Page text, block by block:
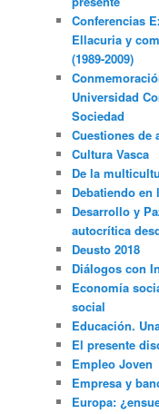
Conferencias
Ellacuria y
(1989-2009)
Universidad
Sociedad
Cuestiones de
Cultura Vasca
De la
Debatiendo
Desarrollo y
autocrítica
Deusto 2018
Diálogos con
Economía
social
Educación.
El presente
Empleo Joven
Empresa y
Europa: